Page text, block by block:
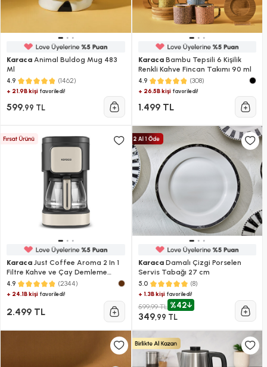
Karaca Animal Buldog Mug 483
Ml
4.9 (1462)
+ 21.9B kişi favoriledi!
599,99 TL
KaracaBambu Tepsili 6 Kişilik
Renkli Kahve Fincan Takımı 90 ml
4.9 (308)
+ 26.5B kişifavoriledi!
1.499 TL
Karaca Just Coffee Aroma 2 In 1
Filtre Kahve ve Çay Demleme
Makinesi Bej
4.9 (2344)
+ 24.1B kişi favoriledi!
2.499 TL
KaracaDamalı Çizgi Porselen
Servis Tabağı 27 cm
5.0 (8)
+ 1.3B kişifavoriledi!
599,99 TL %42
349,99 TL